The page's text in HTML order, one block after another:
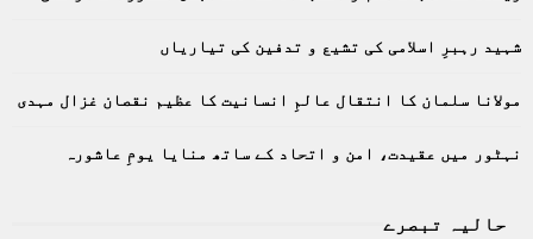
C
H
شہید رہبرِ اسلامی کی تشیع و تدفین کی تیاریاں
مولانا سلمان کا انتقال عالمِ انسانیت کا عظیم نقصان غزال مہدی
نہٹور میں عقیدت، امن و اتحاد کے ساتھ منایا یومِ عاشورہ
حالیہ تبصرے